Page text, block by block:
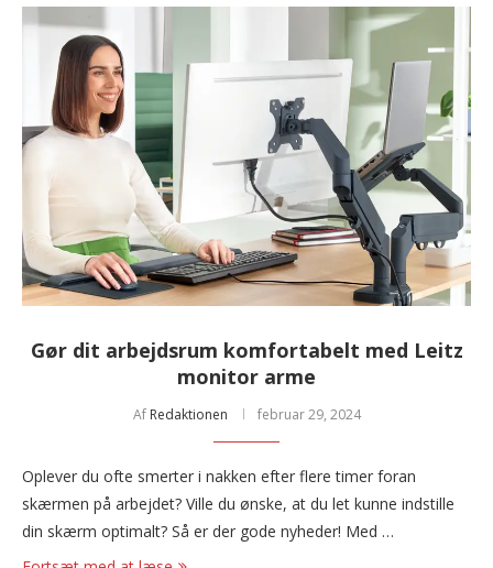
Gør dit arbejdsrum komfortabelt med Leitz
monitor arme
Af Redaktionen februar 29, 2024
Oplever du ofte smerter i nakken efter flere timer foran
skærmen på arbejdet? Ville du ønske, at du let kunne indstille
din skærm optimalt? Så er der gode nyheder! Med …